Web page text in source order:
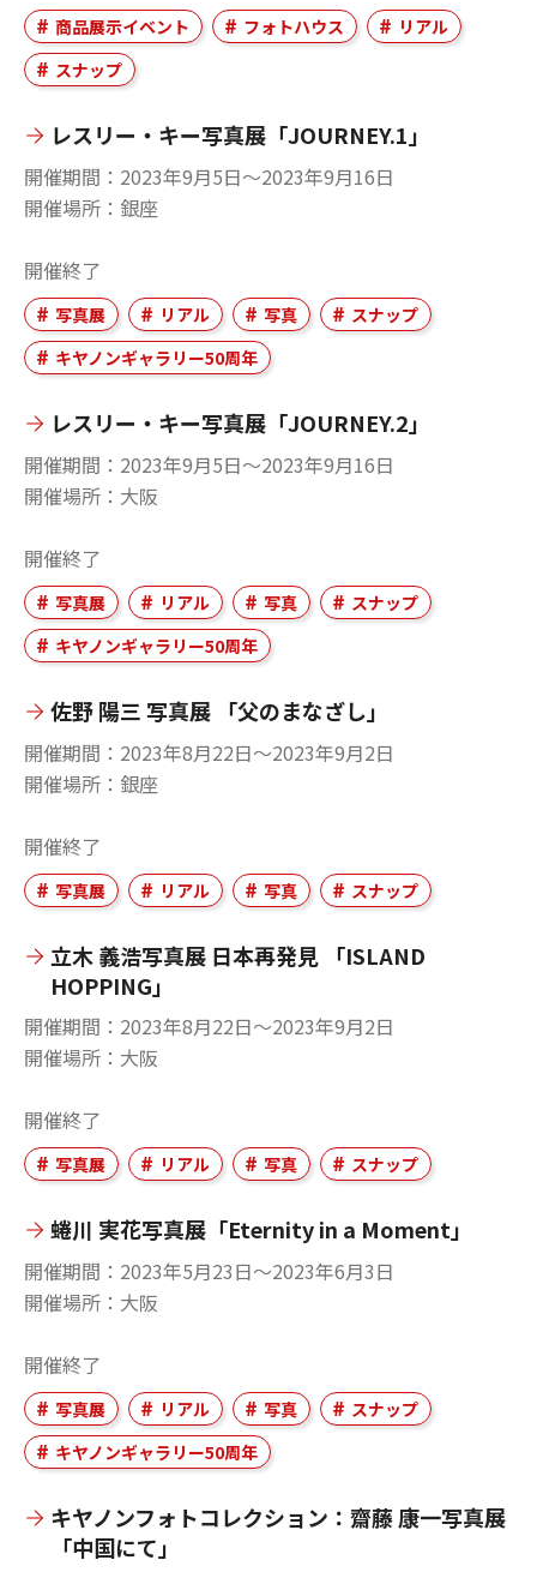
商品展示イベント フォトハウス
リアル
スナップ
レスリー・キー写真展「JOURNEY.1」
開催期間
2023年9月5日〜2023年9月16日
開催場所
銀座
開催終了
写真展 リアル 写真
スナップ
キヤノンギャラリー50周年
レスリー・キー写真展「JOURNEY.2」
開催期間
2023年9月5日〜2023年9月16日
開催場所
大阪
開催終了
写真展 リアル 写真
スナップ
キヤノンギャラリー50周年
佐野 陽三 写真展 「父のまなざし」
開催期間
2023年8月22日〜2023年9月2日
開催場所
銀座
開催終了
写真展 リアル 写真 スナップ
立木 義浩写真展 日本再発見 「ISLAND
HOPPING」
開催期間
2023年8月22日〜2023年9月2日
開催場所
大阪
開催終了
写真展 リアル 写真 スナップ
蜷川 実花写真展「Eternity in a Moment」
開催期間
2023年5月23日〜2023年6月3日
開催場所
大阪
開催終了
写真展 リアル 写真
スナップ
キヤノンギャラリー50周年
キヤノンフォトコレクション：齋藤 康一写真展
「中国にて」